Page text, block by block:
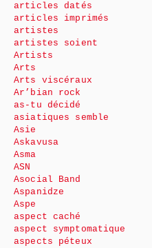
articles datés
articles imprimés
artistes
artistes soient
Artists
Arts
Arts viscéraux
Ar’bian rock
as-tu décidé
asiatiques semble
Asie
Askavusa
Asma
ASN
Asocial Band
Aspanidze
Aspe
aspect caché
aspect symptomatique
aspects péteux